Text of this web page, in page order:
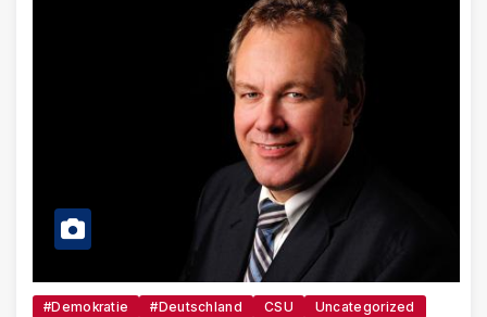
#Demokratie #Deutschland CSU Uncategorized